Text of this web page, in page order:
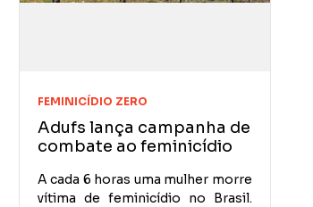
FEMINICÍDIO ZERO
Adufs lança campanha de
combate ao feminicídio
A cada 6 horas uma mulher morre
vítima de feminicídio no Brasil.